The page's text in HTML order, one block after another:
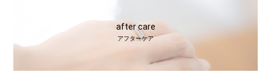
after care
アフターケア